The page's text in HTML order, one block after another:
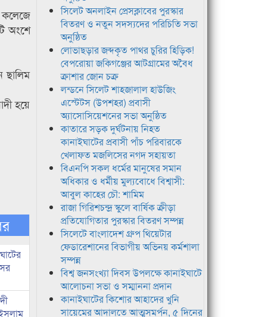
কলেজে
অংশে
ছালিম
হয়ে
সিলেট অনলাইন প্রেসক্লাবের পুরস্কার
বিতরণ ও নতুন সদস্যদের পরিচিতি সভা
অনুষ্ঠিত
লোভাছড়ার জব্দকৃত পাথর চুরির হিড়িক!
বেপরোয়া জকিগঞ্জের আটগ্রামের অবৈধ
ক্রাশার জোন চক্র
লন্ডনে সিলেট শাহজালাল হাউজিং
এস্টেটস (উপশহর) প্রবাসী
অ্যাসোসিয়েশনের সভা অনুষ্ঠিত
কাতারে সড়ক দুর্ঘটনায় নিহত
কানাইঘাটের প্রবাসী পাঁচ পরিবারকে
খেলাফত মজলিসের নগদ সহায়তা
বিএনপি সকল ধর্মের মানুষের সমান
অধিকার ও ধর্মীয় মুল্যবোধে বিশ্বাসী:
আবুল কাহের চৌ: শামিম
রাজা গিরিশচন্দ্র স্কুলে বার্ষিক ক্রীড়া
প্রতিযোগিতার পুরস্কার বিতরণ সম্পন্ন
সিলেটে বাংলাদেশ গ্রুপ থিয়েটার
ফেডারেশানের বিভাগীয় অভিনয় কর্মশালা
সম্পন্ন
বিশ্ব জনসংখ্যা দিবস উপলক্ষে কানাইঘাটে
আলোচনা সভা ও সম্মাননা প্রদান
কানাইঘাটের কিশোর আহাদের খুনি
সায়েমের আদালতে আত্মসমর্পন, ৫ দিনের